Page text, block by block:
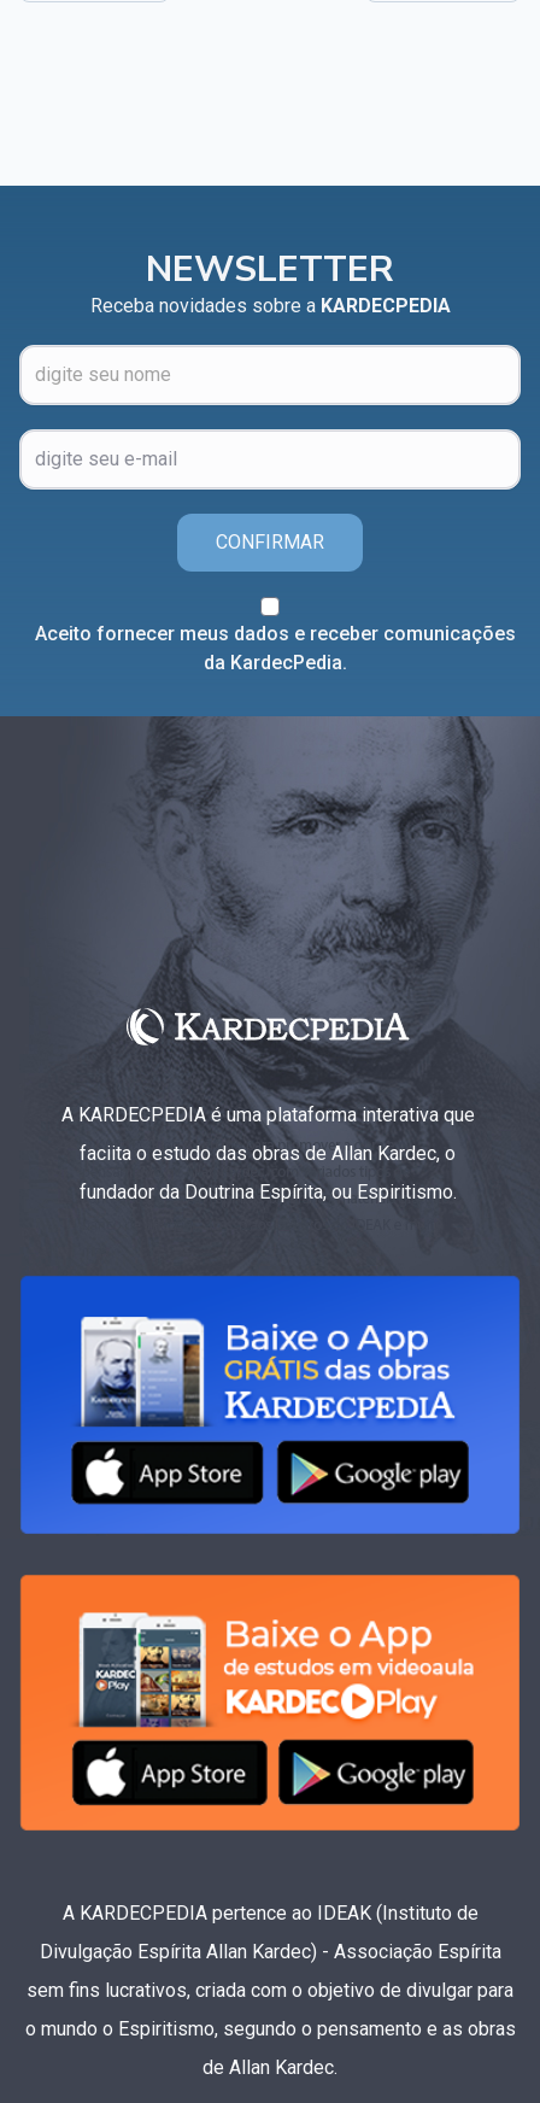
NEWSLETTER
Receba novidades sobre a KARDECPEDIA
CONFIRMAR
Aceito fornecer meus dados e receber comunicações
da KardecPedia.
A KARDECPEDIA é uma plataforma interativa que
faciita o estudo das obras de Allan Kardec, o
fundador da Doutrina Espírita, ou Espiritismo.
A KARDECPEDIA pertence ao IDEAK (Instituto de
Divulgação Espírita Allan Kardec) - Associação Espírita
sem fins lucrativos, criada com o objetivo de divulgar para
o mundo o Espiritismo, segundo o pensamento e as obras
de Allan Kardec.